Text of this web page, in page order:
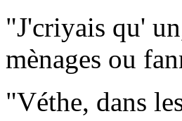
"J'criyais qu'
mènages ou
"Véthe, dans